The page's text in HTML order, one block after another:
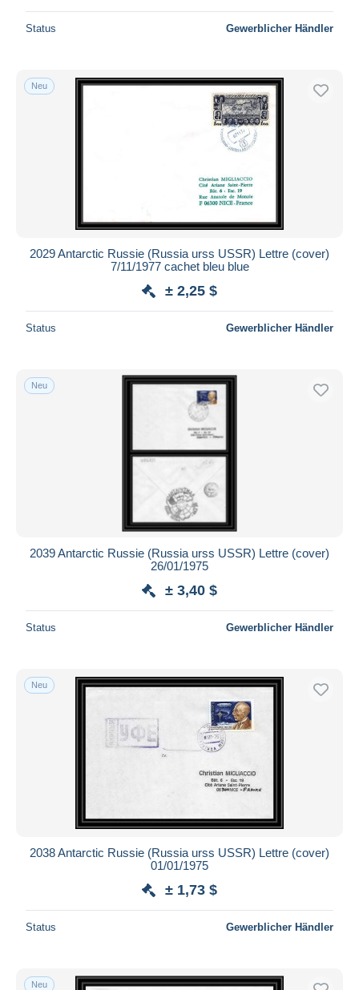
Status Gewerblicher Händler
Neu
2029 Antarctic Russie (Russia urss USSR) Lettre (cover)
7/11/1977 cachet bleu blue
± 2,25 $
Status Gewerblicher Händler
Neu
2039 Antarctic Russie (Russia urss USSR) Lettre (cover)
26/01/1975
± 3,40 $
Status Gewerblicher Händler
Neu
2038 Antarctic Russie (Russia urss USSR) Lettre (cover)
01/01/1975
± 1,73 $
Status Gewerblicher Händler
Neu